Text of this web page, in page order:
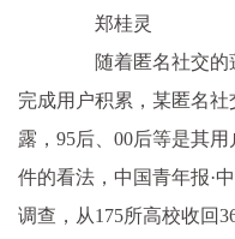
郑桂灵
随着匿名社交的
完成用户积累，某匿名
露，95后、00后等是其
件的看法，中国青年报·
调查，从175所高校收回